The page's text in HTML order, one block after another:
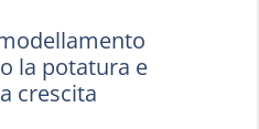
la potatura e
crescita